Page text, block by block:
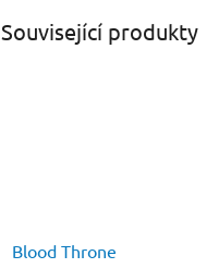
Související produkty
Blood Throne